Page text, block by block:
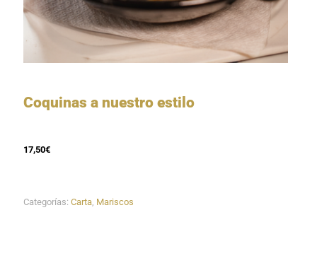
Coquinas a nuestro estilo
17,50€
Categorías: Carta, Mariscos